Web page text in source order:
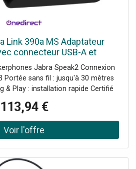
kg, Système d'exploitation: Linux,
Longueur: 40 cm, Adaptateur,
7 cmDiamètre: Ø 1,8 cm
Link 390a MS Adaptateur
connecteur USB-A et
Teams conçu pour offrir
stable entre votre PC
Jabra Speak2 Connexion
Portée sans fil : jusqu'à 30 mètres
& Play : installation rapide Certifié
113,94 €